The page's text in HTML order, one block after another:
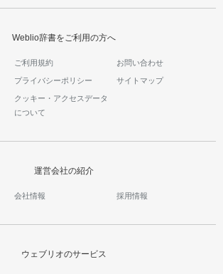
Weblio辞書をご利用の方へ
ご利用規約 お問い合わせ
プライバシーポリシー サイトマップ
クッキー・アクセスデータ
について
運営会社の紹介
会社情報 採用情報
ウェブリオのサービス